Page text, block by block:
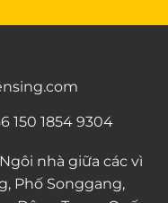
150 1854 9304
nhà giữa các vì
Phố Songgang,